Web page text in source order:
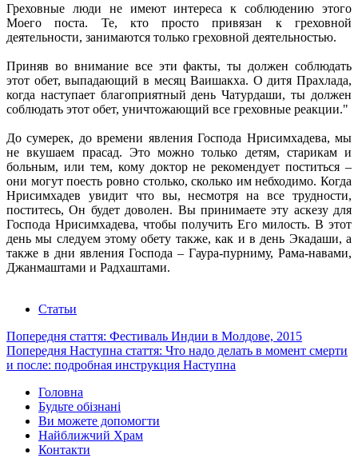
Греховные люди не имеют интереса к соблюдению этого
Моего поста. Те, кто просто привязан к греховной
деятельности, занимаются только греховной деятельностью.
Приняв во внимание все эти факты, ты должен соблюдать
этот обет, выпадающий в месяц Ваишакха. О дитя Прахлада,
когда наступает благоприятный день Чатурдаши, ты должен
соблюдать этот обет, уничтожающий все греховные реакции."
До сумерек, до времени явления Господа Нрисимхадева, мы
не вкушаем прасад. Это можно только детям, старикам и
больным, или тем, кому доктор не рекомендует поститься –
они могут поесть ровно столько, сколько им небходимо. Когда
Нрисимхадев увидит что вы, несмотря на все трудности,
поститесь, Он будет доволен. Вы принимаете эту аскезу для
Господа Нрисимхадева, чтобы получить Его милость. В этот
день мы следуем этому обету также, как и в день Экадаши, а
также в дни явления Господа – Гаура-пурниму, Рама-навами,
Джанмаштами и Радхаштами.
Статьи
Попередня стаття: Фестиваль Индии в Молдове, 2015
Попередня Наступна стаття: Что надо делать в момент смерти
и после: подробная инструкция Наступна
Головна
Будьте обізнані
Ви можете допомогти
Найближчий Храм
Контакти